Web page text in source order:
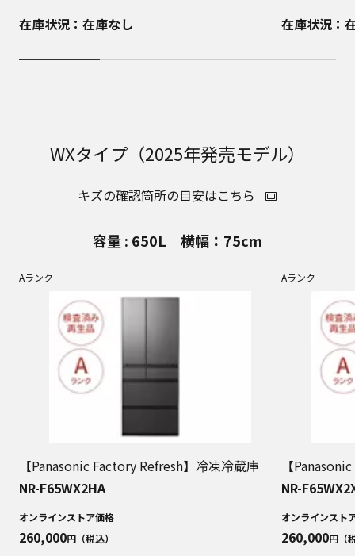
在庫状況：在庫なし 在庫状況：
WXタイプ（2025年発売モデル）
キズの確認箇所の目安はこちら
容量 : 650L 横幅：75cm
Aランク
【Panasonic Factory Refresh】冷凍冷蔵庫
NR-F65WX2HA
オンラインストア価格
260,000円（税込）
Aランク
【
NR-
オンラインスト
260,000円（